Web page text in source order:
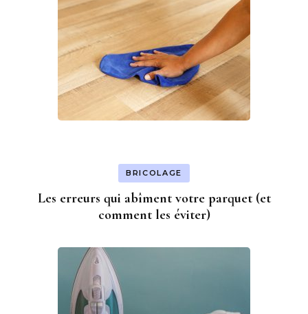
BRICOLAGE
Les erreurs qui abîment votre parquet (et
comment les éviter)